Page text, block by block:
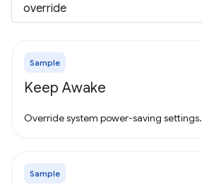
Sample
Keep Awake
Override system power-saving settings.
Sample